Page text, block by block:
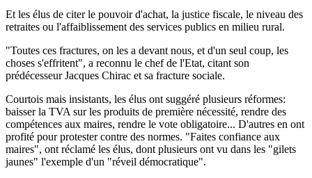
Et les élus de citer le pouvoir d'achat, la justice fiscale, le niveau des
retraites ou l'affaiblissement des services publics en milieu rural.
"Toutes ces fractures, on les a devant nous, et d'un seul coup, les
choses s'effritent", a reconnu le chef de l'Etat, citant son
prédécesseur Jacques Chirac et sa fracture sociale.
Courtois mais insistants, les élus ont suggéré plusieurs réformes:
baisser la TVA sur les produits de première nécessité, rendre des
compétences aux maires, rendre le vote obligatoire... D'autres en ont
profité pour protester contre des normes. "Faites confiance aux
maires", ont réclamé les élus, dont plusieurs ont vu dans les "gilets
jaunes" l'exemple d'un "réveil démocratique".